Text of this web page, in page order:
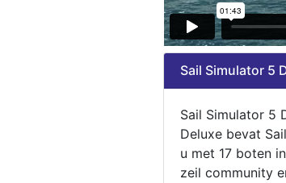
Sail Simulator 5
Sail Simulator 5
Deluxe bevat
u met 17 boten
zeil community